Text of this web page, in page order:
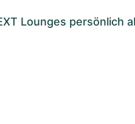
Lounges persönlich